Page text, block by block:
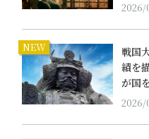
NEW
戦国
績を
が国